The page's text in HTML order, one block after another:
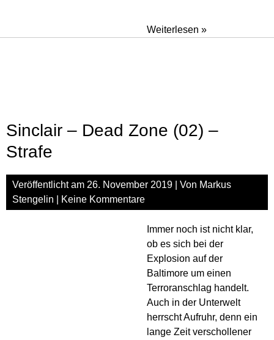
Weiterlesen »Sinclair
(Audio-
Sinclair – Dead Zone (02) –
Strafe
Veröffentlicht am 26. November 2019 | Von Markus
Stengelin
Keine Kommentare
Immer noch ist nicht klar,
ob es sich bei der
Explosion auf der
Baltimore um einen
Terroranschlag handelt.
Auch in der Unterwelt
herrscht Aufruhr, denn ein
lange Zeit verschollener